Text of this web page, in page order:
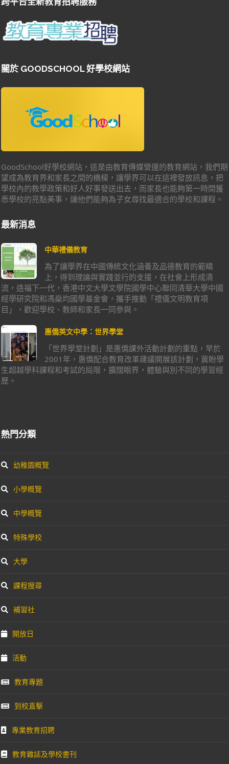
關於 GOODSCHOOL 好學校網站
GoodSchool好學校網站，這是由教育傳媒營運的教育網站，我們期
望成為教育界和家長之間的橋樑，讓學界可以在這裡發放訊息，把
學校內的教學政策和好人好事發送出去，而家長也能夠第一時間獲
悉學校的亮點美事，讓他們能夠為子女尋找最適合的學校和課程。
最新消息
中華禮儀教育
為了讓學界在中國傳統文化涵養及品德教育的範疇
上，得到理論與實踐並行的支援，在社會上形成清
流，造福下一代，香港中文大學文學院國學中心聯同清華大學中國
經學研究院和馮燊均國學基金會，攜手推動「禮儀文明教育項
目」，歡迎學校、教師和家長一同參與。
惠僑英文中學：世界學堂
「世界學堂計劃」是惠僑課外活動計劃的重點，早於
2001年，惠僑配合教育改革建議開展該計劃，冀盼學
生超越學科課程和考試的局限，擴闊眼界，體驗與別不同的學習經
歷。
熱門分類
幼稚園概覽
小學概覽
中學概覽
特殊學校
大學
課程搜尋
補習社
開放日
活動
教育專題
到校直擊
專業教育招聘
教育雜誌及學校書刊